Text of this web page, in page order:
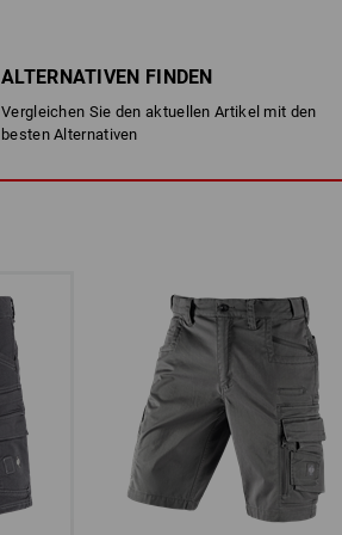
ALTERNATIVEN FINDEN
Vergleichen Sie den aktuellen Artikel mit den
besten Alternativen